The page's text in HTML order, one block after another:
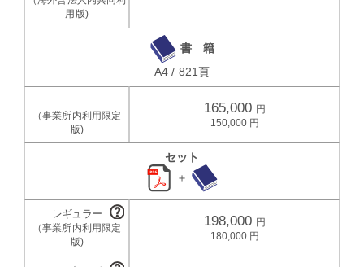
書 籍
A4 / 821頁
165,000
150,000
セット
＋
198,000
180,000